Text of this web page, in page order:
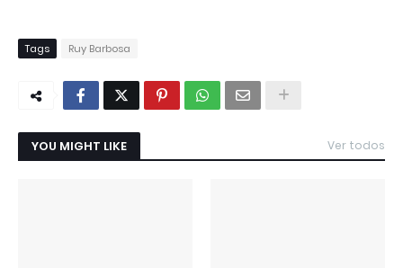
Tags Ruy Barbosa
YOU MIGHT LIKE Ver todos